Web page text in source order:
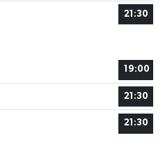
21:30
19:00
21:30
21:30